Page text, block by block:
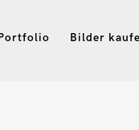
Bilder